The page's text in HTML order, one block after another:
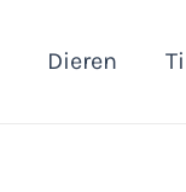
Dieren